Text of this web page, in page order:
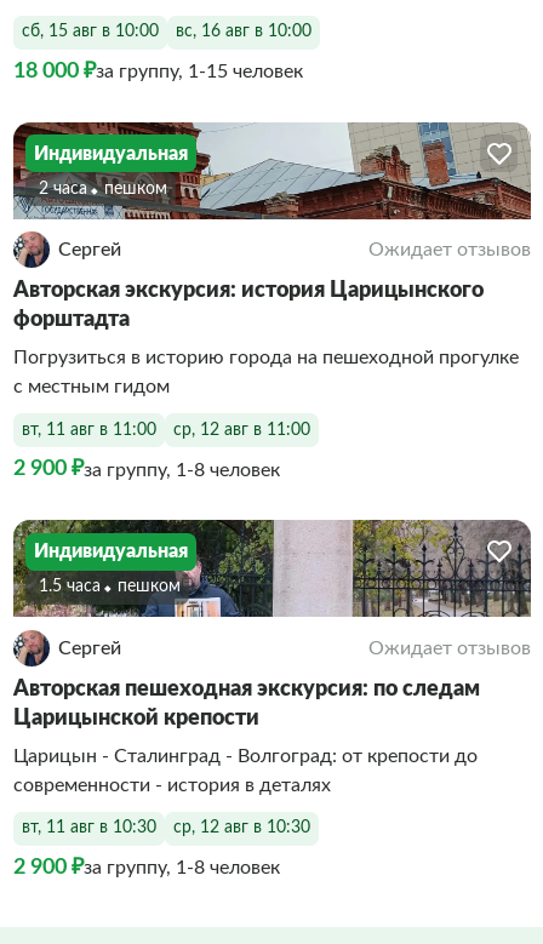
сб, 15 авг в 10:00 вс, 16 авг в 10:00
18 000 ₽за группу, 1-15 человек
Индивидуальная
2 часа Пешком
Сергей Ожидает отзывов
Авторская экскурсия: история Царицынского
форштадта
Погрузиться в историю города на пешеходной прогулке
с местным гидом
вт, 11 авг в 11:00 ср, 12 авг в 11:00
2 900 ₽за группу, 1-8 человек
Индивидуальная
1.5 часа Пешком
Сергей Ожидает отзывов
Авторская пешеходная экскурсия: по следам
Царицынской крепости
Царицын - Сталинград - Волгоград: от крепости до
современности - история в деталях
вт, 11 авг в 10:30 ср, 12 авг в 10:30
2 900 ₽за группу, 1-8 человек